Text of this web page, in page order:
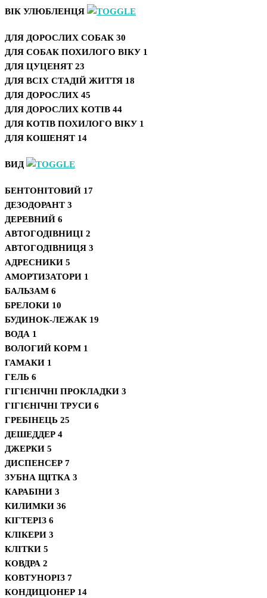
ВІК УЛЮБЛЕНЦЯ
ДЛЯ ДОРОСЛИХ СОБАК 30
ДЛЯ СОБАК ПОХИЛОГО ВІКУ 1
ДЛЯ ЦУЦЕНЯТ 23
ДЛЯ ВСІХ СТАДІЙ ЖИТТЯ 18
ДЛЯ ДОРОСЛИХ 45
ДЛЯ ДОРОСЛИХ КОТІВ 44
ДЛЯ КОТІВ ПОХИЛОГО ВІКУ 1
ДЛЯ КОШЕНЯТ 14
ВИД
БЕНТОНІТОВИЙ 17
ДЕЗОДОРАНТ 3
ДЕРЕВНИЙ 6
АВТОГОДІВНИЦІ 2
АВТОГОДІВНИЦЯ 3
АДРЕСНИКИ 5
АМОРТИЗАТОРИ 1
БАЛЬЗАМ 6
БРЕЛОКИ 10
БУДИНОК-ЛЕЖАК 19
ВОДА 1
ВОЛОГИЙ КОРМ 1
ГАМАКИ 1
ГЕЛЬ 6
ГІГІЄНІЧНІ ПРОКЛАДКИ 3
ГІГІЄНІЧНІ ТРУСИ 6
ГРЕБІНЕЦЬ 25
ДЕШЕДДЕР 4
ДЖЕРКИ 5
ДИСПЕНСЕР 7
ЗУБНА ЩІТКА 3
КАРАБІНИ 3
КИЛИМКИ 36
КІГТЕРІЗ 6
КЛІКЕРИ 3
КЛІТКИ 5
КОВДРА 2
КОВТУНОРІЗ 7
КОНДИЦІОНЕР 14